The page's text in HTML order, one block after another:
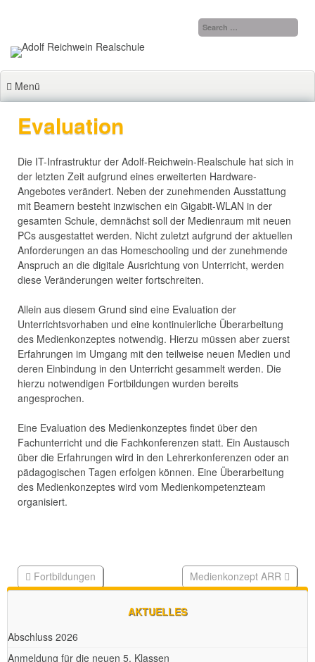
Menü
Evaluation
Die IT-Infrastruktur der Adolf-Reichwein-Realschule hat sich in
der letzten Zeit aufgrund eines erweiterten Hardware-
Angebotes verändert. Neben der zunehmenden Ausstattung
mit Beamern besteht inzwischen ein Gigabit-WLAN in der
gesamten Schule, demnächst soll der Medienraum mit neuen
PCs ausgestattet werden. Nicht zuletzt aufgrund der aktuellen
Anforderungen an das Homeschooling und der zunehmende
Anspruch an die digitale Ausrichtung von Unterricht, werden
diese Veränderungen weiter fortschreiten.
Allein aus diesem Grund sind eine Evaluation der
Unterrichtsvorhaben und eine kontinuierliche Überarbeitung
des Medienkonzeptes notwendig. Hierzu müssen aber zuerst
Erfahrungen im Umgang mit den teilweise neuen Medien und
deren Einbindung in den Unterricht gesammelt werden. Die
hierzu notwendigen Fortbildungen wurden bereits
angesprochen.
Eine Evaluation des Medienkonzeptes findet über den
Fachunterricht und die Fachkonferenzen statt. Ein Austausch
über die Erfahrungen wird in den Lehrerkonferenzen oder an
pädagogischen Tagen erfolgen können. Eine Überarbeitung
des Medienkonzeptes wird vom Medienkompetenzteam
organisiert.
Fortbildungen Medienkonzept ARR
AKTUELLES
Abschluss 2026
Anmeldung für die neuen 5. Klassen